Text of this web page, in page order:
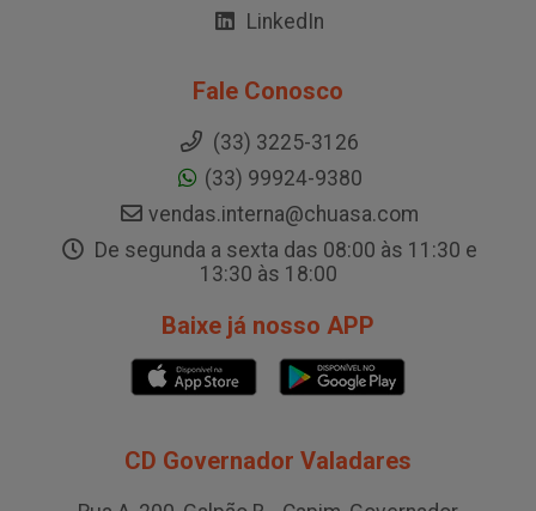
LinkedIn
Fale Conosco
(33) 3225-3126
(33) 99924-9380
vendas.interna@chuasa.com
De segunda a sexta das 08:00 às 11:30 e
13:30 às 18:00
Baixe já nosso APP
CD Governador Valadares